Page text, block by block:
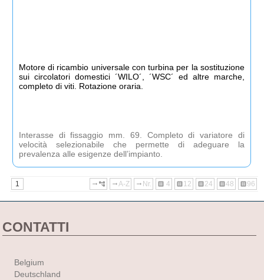
Motore di ricambio universale con turbina per la sostituzione
sui circolatori domestici ´WILO´, ´WSC´ ed altre marche,
completo di viti. Rotazione oraria.
Interasse di fissaggio mm. 69. Completo di variatore di
velocità selezionabile che permette di adeguare la
prevalenza alle esigenze dell’impianto.
1 dataset96
dataset48
dataset24
dataset12
dataset 4
arrow_right_alt Nr.
arrow_right_alt A-Z
arrow_right_alt account_tree
CONTATTI
Belgium
Deutschland